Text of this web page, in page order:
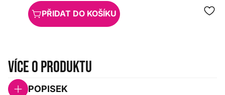
PŘIDAT DO KOŠÍKU
Více o produktu
POPISEK